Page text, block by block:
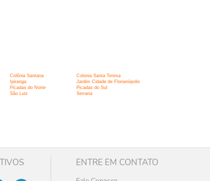
Colônia Santana
Colonia Santa Teresa
Ipiranga
Jardim Cidade de Florianópolis
Picadas do Norte
Picadas do Sul
São Luiz
Serraria
ENTRE EM CONTATO